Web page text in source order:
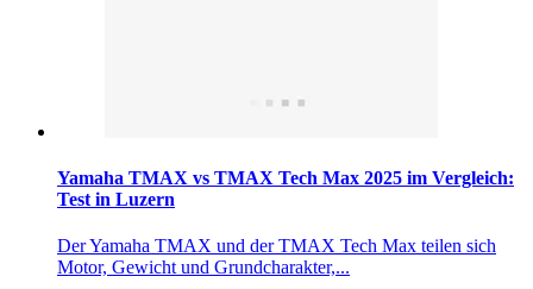
Yamaha TMAX vs TMAX Tech Max 2025 im Vergleich:
Test in Luzern
Der Yamaha TMAX und der TMAX Tech Max teilen sich
Motor, Gewicht und Grundcharakter,...